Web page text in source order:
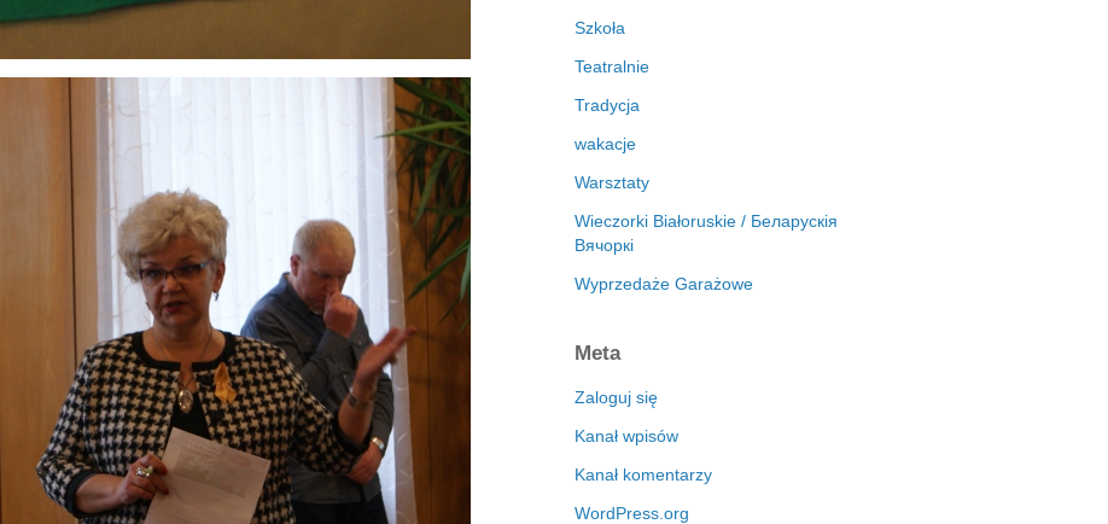
Szkoła
Teatralnie
Tradycja
wakacje
Warsztaty
Wieczorki Białoruskie / Беларускія
Вячоркі
Wyprzedaże Garażowe
Meta
Zaloguj się
Kanał wpisów
Kanał komentarzy
WordPress.org